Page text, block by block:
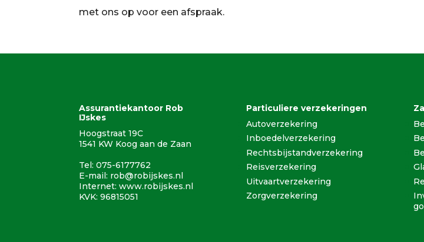
met ons op voor een afspraak.
Assurantiekantoor Rob
IJskes
Hoogstraat 19C
1541 KW Koog aan de Zaan
Tel: 075-6177762
E-mail: rob@robijskes.nl
Internet:www.robijskes.nl
KVK: 96815051
Particuliere verzekeringen
Autoverzekering
Inboedelverzekering
Rechtsbijstandverzekering
Reisverzekering
Uitvaartverzekering
Zorgverzekering